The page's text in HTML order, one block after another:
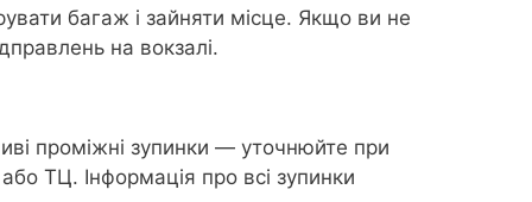
багаж і зайняти місце. Якщо ви не
на вокзалі.
проміжні зупинки — уточнюйте при
ТЦ. Інформація про всі зупинки